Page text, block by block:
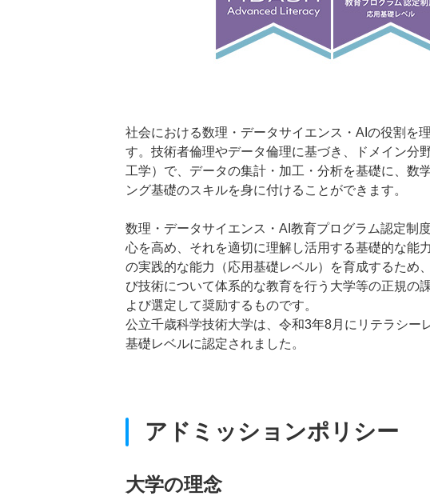
社会における数理・データサイエンス・AIの役割を
す。技術者倫理やデータ倫理に基づき、ドメイン分
工学）で、データの集計・加工・分析を基礎に、数
ング基礎のスキルを身に付けることができます。
数理・データサイエンス・AI教育プログラム認定制
心を高め、それを適切に理解し活用する基礎的な能
の実践的な能力（応用基礎レベル）を育成するため
び技術について体系的な教育を行う大学等の正規の
よび選定して奨励するものです。
公立千歳科学技術大学は、令和3年8月にリテラシー
基礎レベルに認定されました。
アドミッションポリシー
大学の理念